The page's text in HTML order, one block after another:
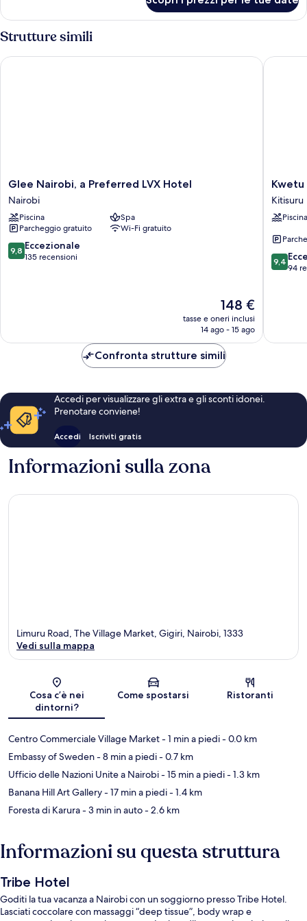
Strutture simili
Glee
Nairobi,
a
Preferred
LVX
Hotel
Nairobi
Glee Nairobi, a Preferred LVX Hotel
Nairobi
Piscina
Spa
Parcheggio gratuito
Wi-Fi gratuito
9.8
su
9,8 Eccezionale
135 recensioni
Il
prezzo
attuale
148 €
148 €
tasse e oneri inclusi
14 ago - 15 ago
Glee Nairobi, a Preferred LVX Hotel
Kwetu
Nairobi,
Curio
Hilton
Kitisuru
Kitisuru
Piscina
9.4
su
9,4
94
Kwetu
Confronta strutture simili
Accedi per visualizzare gli extra e gli sconti idonei.
Prenotare conviene!
Accedi Iscriviti gratis
Informazioni sulla zona
Mappa
Limuru Road, The Village Market, Gigiri, Nairobi, 1333
Vedi sulla mappa
Cosa c’è nei
dintorni?
Come spostarsi Ristoranti
Centro Commerciale Village Market- 1 min a piedi- 0.0 km
Embassy of Sweden- 8 min a piedi- 0.7 km
Ufficio delle Nazioni Unite a Nairobi- 15 min a piedi- 1.3 km
Banana Hill Art Gallery- 17 min a piedi- 1.4 km
Foresta di Karura- 3 min in auto- 2.6 km
Informazioni su questa struttura
Tribe Hotel
Goditi la tua vacanza a Nairobi con un soggiorno presso Tribe Hotel.
Lasciati coccolare con massaggi “deep tissue”, body wrap e